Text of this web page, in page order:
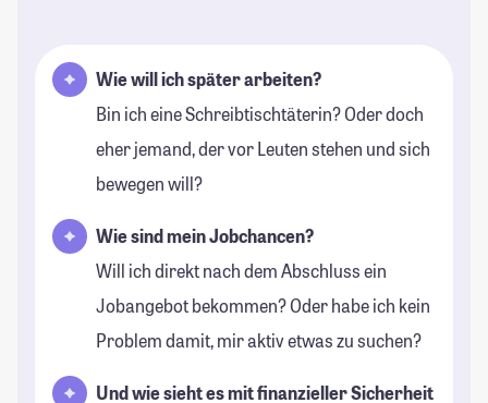
Wie will ich später arbeiten?
Bin ich eine Schreibtischtäterin? Oder doch
eher jemand, der vor Leuten stehen und sich
bewegen will?
Wie sind mein Jobchancen?
Will ich direkt nach dem Abschluss ein
Jobangebot bekommen? Oder habe ich kein
Problem damit, mir aktiv etwas zu suchen?
Und wie sieht es mit finanzieller Sicherheit